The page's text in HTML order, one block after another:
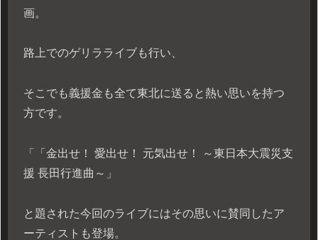
画。
路上でのゲリラライブも行い、
そこでも義援金も全て東北に送ると熱い思いを持つ
方です。
「「金出せ！ 愛出せ！ 元気出せ！ ～東日本大震災支
援 長田行進曲～」
と題された今回のライブにはその思いに賛同したア
ーティストも登場。